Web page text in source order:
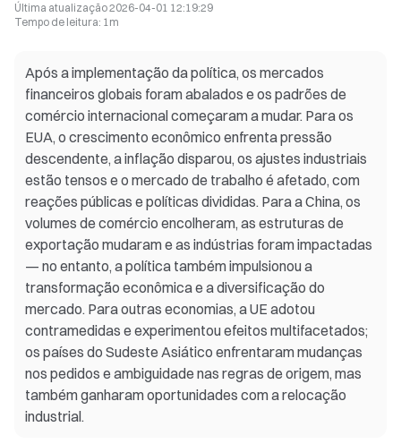
Última atualização2026-04-01 12:19:29
Tempo de leitura: 1m
Após a implementação da política, os mercados
financeiros globais foram abalados e os padrões de
comércio internacional começaram a mudar. Para os
EUA, o crescimento econômico enfrenta pressão
descendente, a inflação disparou, os ajustes industriais
estão tensos e o mercado de trabalho é afetado, com
reações públicas e políticas divididas. Para a China, os
volumes de comércio encolheram, as estruturas de
exportação mudaram e as indústrias foram impactadas
— no entanto, a política também impulsionou a
transformação econômica e a diversificação do
mercado. Para outras economias, a UE adotou
contramedidas e experimentou efeitos multifacetados;
os países do Sudeste Asiático enfrentaram mudanças
nos pedidos e ambiguidade nas regras de origem, mas
também ganharam oportunidades com a relocação
industrial.